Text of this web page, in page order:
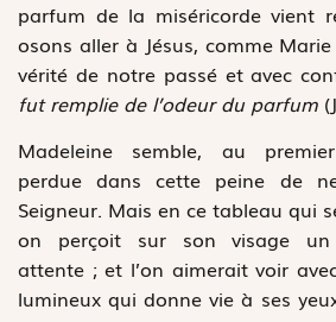
parfum de la miséricorde vient
osons aller à Jésus, comme
vérité de notre passé et avec
fut remplie de l’odeur du parfum
Madeleine semble, au
perdue dans cette peine de
Seigneur. Mais en ce tableau qui
on perçoit sur son visage un
attente ; et l’on aimerait voir
lumineux qui donne vie à ses